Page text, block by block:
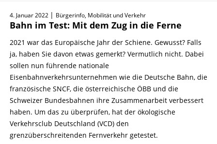
4. Januar 2022 | Bürgerinfo, Mobilität und Verkehr
Bahn im Test: Mit dem Zug in die Ferne
2021 war das Europäische Jahr der Schiene. Gewusst? Falls
ja, haben Sie davon etwas gemerkt? Vermutlich nicht. Dabei
sollen nun führende nationale
Eisenbahnverkehrsunternehmen wie die Deutsche Bahn, die
französische SNCF, die österreichische ÖBB und die
Schweizer Bundesbahnen ihre Zusammenarbeit verbessert
haben. Um das zu überprüfen, hat der ökologische
Verkehrsclub Deutschland (VCD) den
grenzüberschreitenden Fernverkehr getestet.